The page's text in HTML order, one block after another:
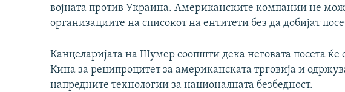
војната против Украина. Американските компании не
организациите на списокот на ентитети без да добијат
Канцеларијата на Шумер соопшти дека неговата посета ќе
Кина за реципроцитет за американската трговија и
напредните технологии за националната безбедност.